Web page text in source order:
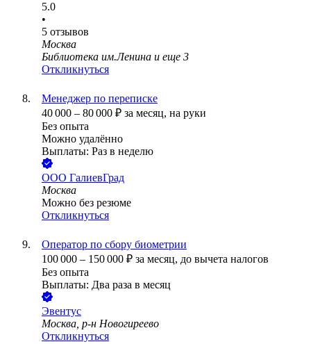
5.0
•
5 отзывов
Москва
Библиотека им.Ленина и еще 3
Откликнуться
Менеджер по переписке
40 000 – 80 000 ₽ за месяц, на руки
Без опыта
Можно удалённо
Выплаты: Раз в неделю
ООО ГалиевГрад
Москва
Можно без резюме
Откликнуться
Оператор по сбору биометрии
100 000 – 150 000 ₽ за месяц, до вычета налогов
Без опыта
Выплаты: Два раза в месяц
Эвентус
Москва, р-н Новогиреево
Откликнуться